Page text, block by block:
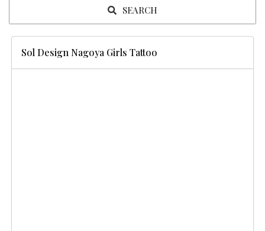
SEARCH
Sol Design Nagoya Girls Tattoo